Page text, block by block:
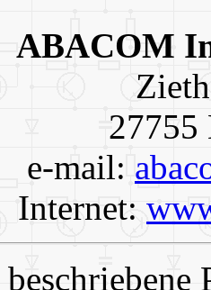
ABACOM
27755
e-mail:
Internet: